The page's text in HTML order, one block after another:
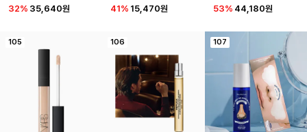
564ml 2입
32% 35,640원 41% 15,470원 플 (쇼핑백증정)]
53% 44,180원
105 106 107